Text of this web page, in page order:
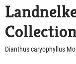
Dianthus caryophyllus